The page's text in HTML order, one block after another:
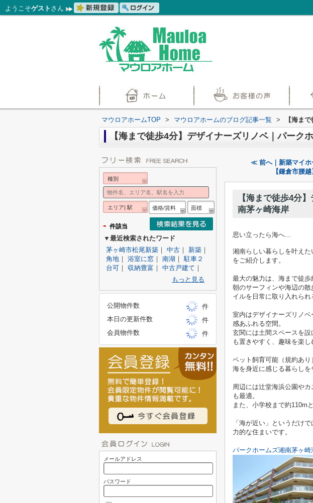
ようこそゲスト さん
マウロアホームTOP > マウロアホームのブログ記事一覧 > 【海ま
【海まで徒歩4分】デザイナーズリノベ｜パーク
≪ 前へ｜新築マイホ
【鎌倉市腰
【海まで徒歩4分
南茅ヶ崎海岸
思い立ったら海へ…
湘南らしい暮らしを叶えた
をご紹介します。
最大の魅力は、海まで徒歩
朝のサーフィンや海辺の
イルを日常に取り入れられ
室内はデザイナーズリノ
感あふれる空間。
玄関には土間スペースを
も置きやすく、趣味を楽
ペット飼育可能（規約あり
海を身近に感じる暮らしを
周辺には辻堂海浜公園や
も最適。
また、小学校まで約110m
「海が近い」というだけ
力的な住まいです。
パークホームズ湘南茅ヶ崎
種別
エリア| 駅 価格/賃料 面積
- 件該当
▼最近検索されたワード
茅ヶ崎市松尾新築 ｜ 中古 ｜ 新築 ｜
角地 ｜ 浴室に窓 ｜ 南湖 ｜駐車２
台可 ｜ 収納豊富 ｜ 中古戸建て ｜
もっと見る
公開物件数
件
本日の更新件数
件
会員物件数
件
メールアドレス
パスワード